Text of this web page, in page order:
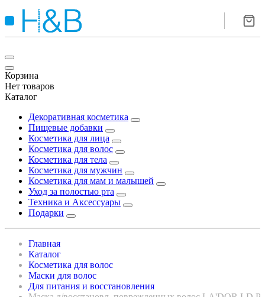
Корзина
Нет товаров
Каталог
Декоративная косметика
Пищевые добавки
Косметика для лица
Косметика для волос
Косметика для тела
Косметика для мужчин
Косметика для мам и малышей
Уход за полостью рта
Техника и Аксессуары
Подарки
Главная
Каталог
Косметика для волос
Маски для волос
Для питания и восстановления